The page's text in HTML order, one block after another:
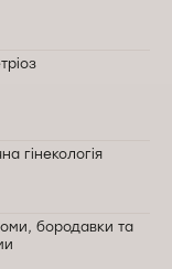
гінекологія
бородавки та